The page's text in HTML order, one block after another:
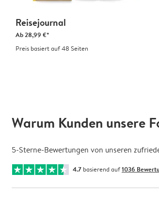
Reisejournal
Ab28,99 €*
Preis basiert auf 48 Seiten
Warum Kunden unsere
5-Sterne-Bewertungen von unseren
4.7 basierend auf1036